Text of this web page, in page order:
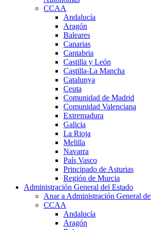
CCAA
Andalucía
Aragón
Baleares
Canarias
Cantabria
Castilla y León
Castilla-La Mancha
Catalunya
Ceuta
Comunidad de Madrid
Comunidad Valenciana
Extremadura
Galicia
La Rioja
Melilla
Navarra
País Vasco
Principado de Asturias
Región de Murcia
Administración General del Estado
Anar a Administración General
CCAA
Andalucía
Aragón